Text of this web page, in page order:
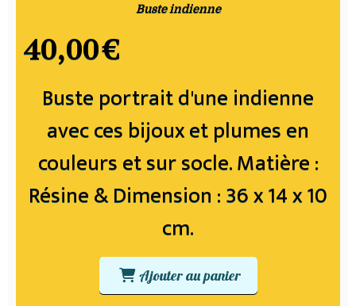
Buste indienne
Buste portrait d'une indienne
avec ces bijoux et plumes en
couleurs et sur socle. Matière :
Résine & Dimension : 36 x 14 x 10
cm.
40,00€
Ajouter au panier